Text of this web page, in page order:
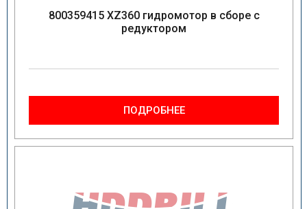
800359415 XZ360 гидромотор в сборе с
редуктором
ПОДРОБНЕЕ